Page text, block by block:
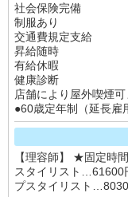
社会保険完備
制服あり
交通費規定支給
昇給随時
有給休暇
健康診断
店舗により屋外喫煙
●60歳定年制（延長雇
【理容師】 ★固定時
スタイリスト…61600
プスタイリスト